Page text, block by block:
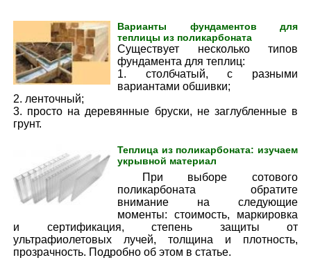
Варианты фундаментов для
теплицы из поликарбоната
Существует несколько типов
фундамента для теплиц:
1. столбчатый, с разными
вариантами обшивки;
2. ленточный;
3. просто на деревянные бруски, не заглубленные в
грунт.
Теплица из поликарбоната: изучаем
укрывной материал
При выборе сотового
поликарбоната обратите
внимание на следующие
моменты: стоимость, маркировка
и сертификация, степень защиты от
ультрафиолетовых лучей, толщина и плотность,
прозрачность. Подробно об этом в статье.